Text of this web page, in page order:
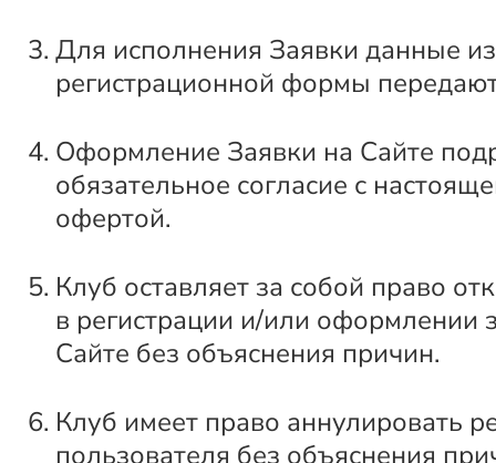
Для исполнения Заявки данные из
регистрационной формы
Оформление Заявки на Сайте
обязательное согласие с
офертой.
Клуб оставляет за собой право
в регистрации и/или оформлении
Сайте без объяснения причин.
Клуб имеет право аннулировать
пользователя без объяснения